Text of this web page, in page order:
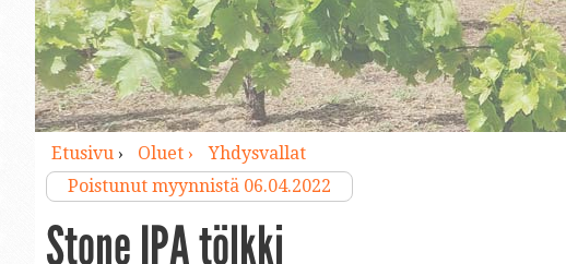
Etusivu› Oluet ›
Yhdysvallat
Poistunut myynnistä 06.04.2022
Stone IPA tölkki